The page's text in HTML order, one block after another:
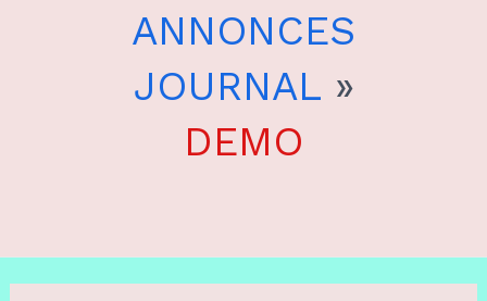
ANNONCES
JOURNAL»
DEMO